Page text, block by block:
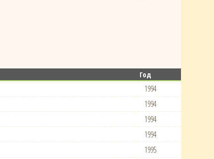
Год
1994
1994
1994
1994
1995